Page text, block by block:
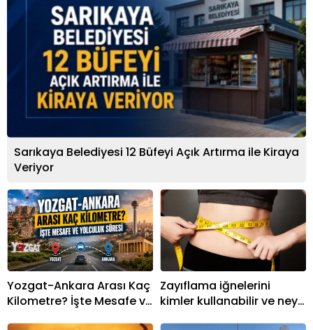
Sarıkaya Belediyesi 12 Büfeyi Açık Artırma ile Kiraya
Veriyor
Yozgat-Ankara Arası Kaç
Kilometre? İşte Mesafe ve
Zayıflama iğnelerini
kimler kullanabilir ve neye